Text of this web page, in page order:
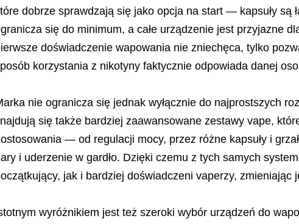
dobrze sprawdzają się jako opcja na start — kapsuły są
się do minimum, a całe urządzenie jest przyjazne
doświadczenie wapowania nie zniechęca, tylko
korzystania z nikotyny faktycznie odpowiada danej
nie ogranicza się jednak wyłącznie do najprostszych
się także bardziej zaawansowane zestawy vape,
— od regulacji mocy, przez różne kapsuły i
i uderzenie w gardło. Dzięki czemu z tych samych
jak i bardziej doświadczeni vaperzy, zmieniając
wyróżnikiem jest też szeroki wybór urządzeń do